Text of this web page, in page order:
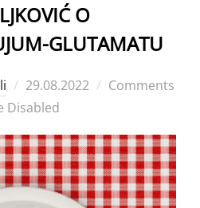
O
GLUTAMATU
Posted
on
29.08.2022
Comments
Disabled